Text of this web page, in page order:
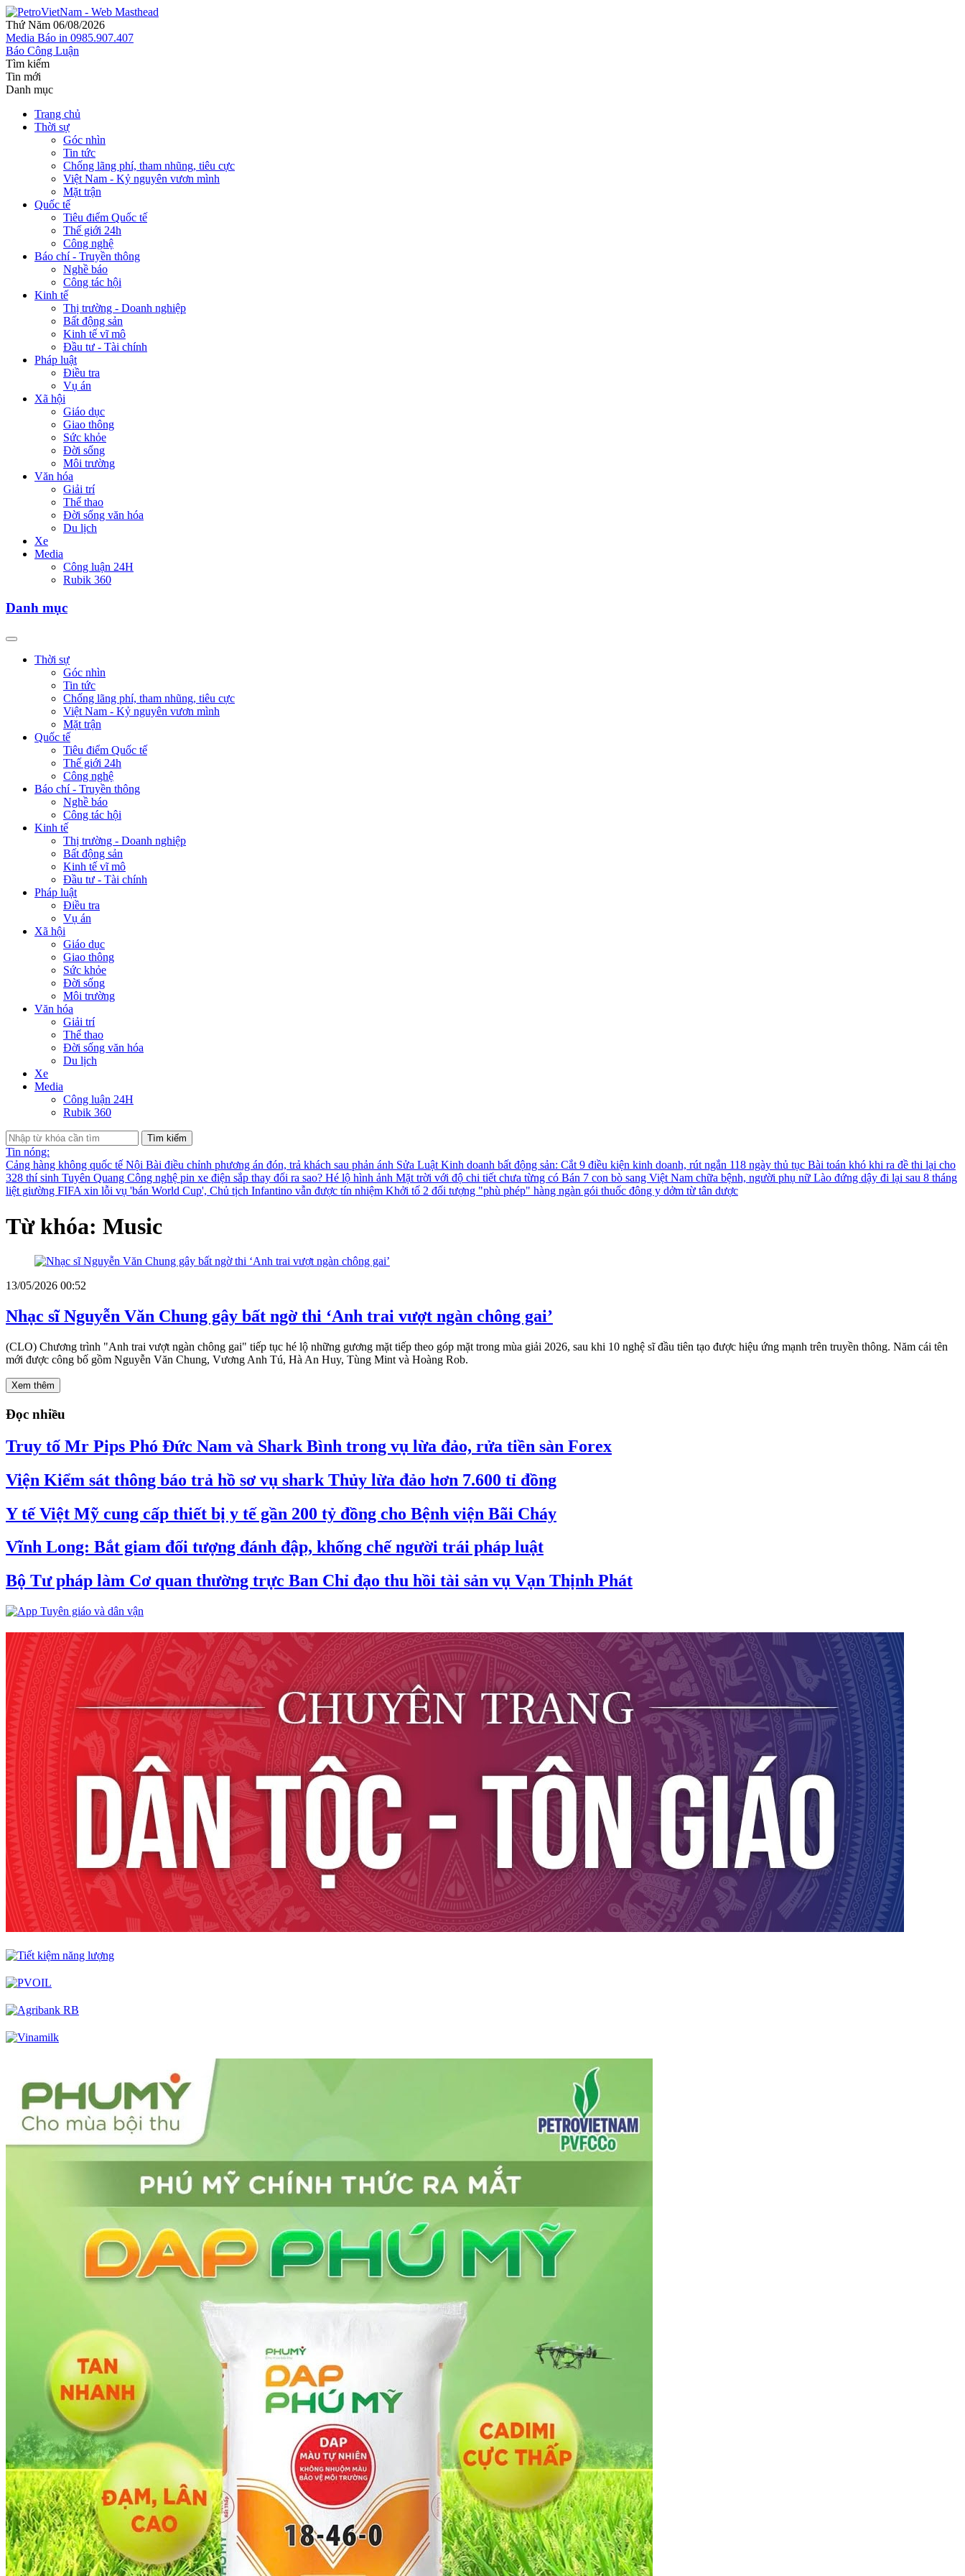
Thứ Năm 06/08/2026
Media Báo in 0985.907.407
Báo Công Luận
Tìm kiếm
Tin mới
Danh mục
Trang chủ
Thời sự
Góc nhìn
Tin tức
Chống lãng phí, tham nhũng, tiêu cực
Việt Nam - Kỷ nguyên vươn mình
Mặt trận
Quốc tế
Tiêu điểm Quốc tế
Thế giới 24h
Công nghệ
Báo chí - Truyền thông
Nghề báo
Công tác hội
Kinh tế
Thị trường - Doanh nghiệp
Bất động sản
Kinh tế vĩ mô
Đầu tư - Tài chính
Pháp luật
Điều tra
Vụ án
Xã hội
Giáo dục
Giao thông
Sức khỏe
Đời sống
Môi trường
Văn hóa
Giải trí
Thể thao
Đời sống văn hóa
Du lịch
Xe
Media
Công luận 24H
Rubik 360
Danh mục
Thời sự
Góc nhìn
Tin tức
Chống lãng phí, tham nhũng, tiêu cực
Việt Nam - Kỷ nguyên vươn mình
Mặt trận
Quốc tế
Tiêu điểm Quốc tế
Thế giới 24h
Công nghệ
Báo chí - Truyền thông
Nghề báo
Công tác hội
Kinh tế
Thị trường - Doanh nghiệp
Bất động sản
Kinh tế vĩ mô
Đầu tư - Tài chính
Pháp luật
Điều tra
Vụ án
Xã hội
Giáo dục
Giao thông
Sức khỏe
Đời sống
Môi trường
Văn hóa
Giải trí
Thể thao
Đời sống văn hóa
Du lịch
Xe
Media
Công luận 24H
Rubik 360
Tìm kiếm
Tin nóng:
Cảng hàng không quốc tế Nội Bài điều chỉnh phương án đón, trả khách sau phản ánh Sửa Luật Kinh doanh bất động sản: Cắt 9 điều kiện kinh doanh, rút ngắn 118 ngày thủ tục Bài toán khó khi ra đề thi lại cho
328 thí sinh Tuyên Quang Công nghệ pin xe điện sắp thay đổi ra sao? Hé lộ hình ảnh Mặt trời với độ chi tiết chưa từng có Bán 7 con bò sang Việt Nam chữa bệnh, người phụ nữ Lào đứng dậy đi lại sau 8 tháng
liệt giường FIFA xin lỗi vụ 'bán World Cup', Chủ tịch Infantino vẫn được tín nhiệm Khởi tố 2 đối tượng "phù phép" hàng ngàn gói thuốc đông y dởm từ tân dược
Từ khóa: Music
13/05/2026 00:52
Nhạc sĩ Nguyễn Văn Chung gây bất ngờ thi ‘Anh trai vượt ngàn chông gai’
(CLO) Chương trình "Anh trai vượt ngàn chông gai" tiếp tục hé lộ những gương mặt tiếp theo góp mặt trong mùa giải 2026, sau khi 10 nghệ sĩ đầu tiên tạo được hiệu ứng mạnh trên truyền thông. Năm cái tên
mới được công bố gồm Nguyễn Văn Chung, Vương Anh Tú, Hà An Huy, Tùng Mint và Hoàng Rob.
Xem thêm
Đọc nhiều
Truy tố Mr Pips Phó Đức Nam và Shark Bình trong vụ lừa đảo, rửa tiền sàn Forex
Viện Kiểm sát thông báo trả hồ sơ vụ shark Thủy lừa đảo hơn 7.600 tỉ đồng
Y tế Việt Mỹ cung cấp thiết bị y tế gần 200 tỷ đồng cho Bệnh viện Bãi Cháy
Vĩnh Long: Bắt giam đối tượng đánh đập, khống chế người trái pháp luật
Bộ Tư pháp làm Cơ quan thường trực Ban Chỉ đạo thu hồi tài sản vụ Vạn Thịnh Phát